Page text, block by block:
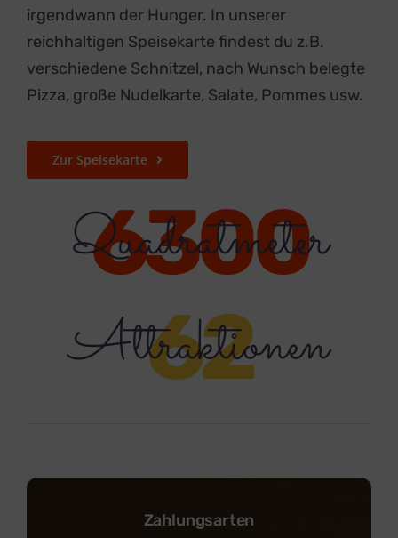
irgendwann der Hunger. In unserer
reichhaltigen Speisekarte findest du z.B.
verschiedene Schnitzel, nach Wunsch belegte
Pizza, große Nudelkarte, Salate, Pommes usw.
Zur Speisekarte
6300
Quadratmeter
62
Attraktionen
Zahlungsarten